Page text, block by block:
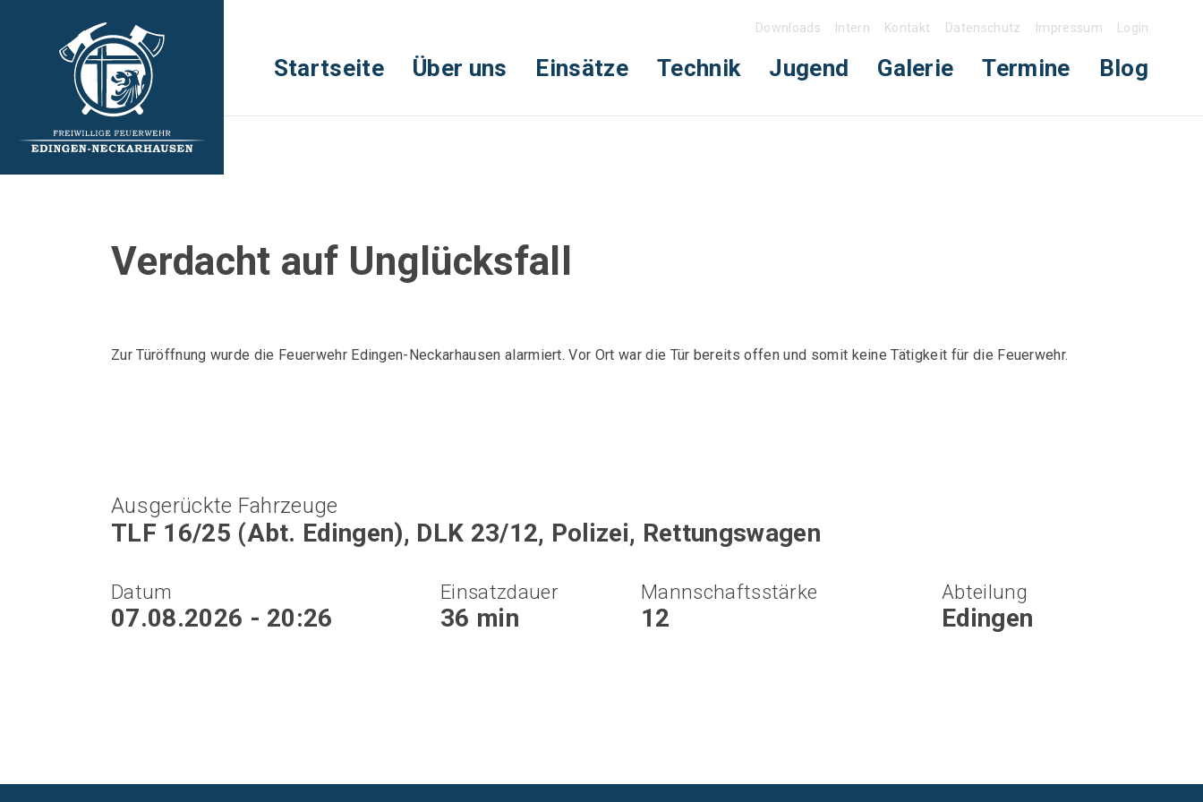
Downloads Intern Kontakt Datenschutz Impressum Login
Startseite Über uns Einsätze Technik Jugend Galerie Termine Blog
Verdacht auf Unglücksfall
Zur Türöffnung wurde die Feuerwehr Edingen-Neckarhausen alarmiert. Vor Ort war die Tür bereits offen und somit keine Tätigkeit für die Feuerwehr.
Ausgerückte Fahrzeuge
TLF 16/25 (Abt. Edingen), DLK 23/12, Polizei, Rettungswagen
Datum
07.08.2026 - 20:26
Einsatzdauer
36 min
Mannschaftsstärke
12
Abteilung
Edingen